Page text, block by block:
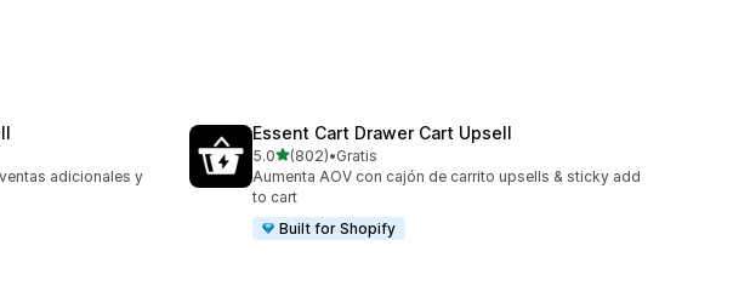
adicionales y
Essent Cart Drawer Cart Upsell
5.0de 5 estrellas
(802)
802 reseñas en total
•Gratis
Aumenta AOV con cajón de carrito upsells & sticky add
to cart
Built for Shopify